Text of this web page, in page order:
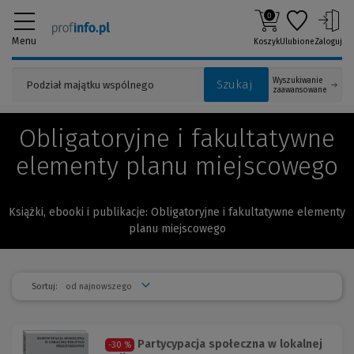
Menu
Szukaj
Wyszukiwanie
zaawansowane
0
KoszykUlubioneZaloguj
Obligatoryjne i fakultatywne
elementy planu miejscowego
Książki, ebooki i publikacje: Obligatoryjne i fakultatywne elementy
planu miejscowego
Sortuj:
-30 %
Partycypacja społeczna w lokalnej